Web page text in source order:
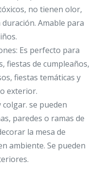
no tienen olor,
Amable para
Es perfecto para
fiestas de cumpleaños,
fiestas temáticas y
exterior.
colgar. se pueden
paredes o ramas de
la mesa de
ambiente. Se pueden